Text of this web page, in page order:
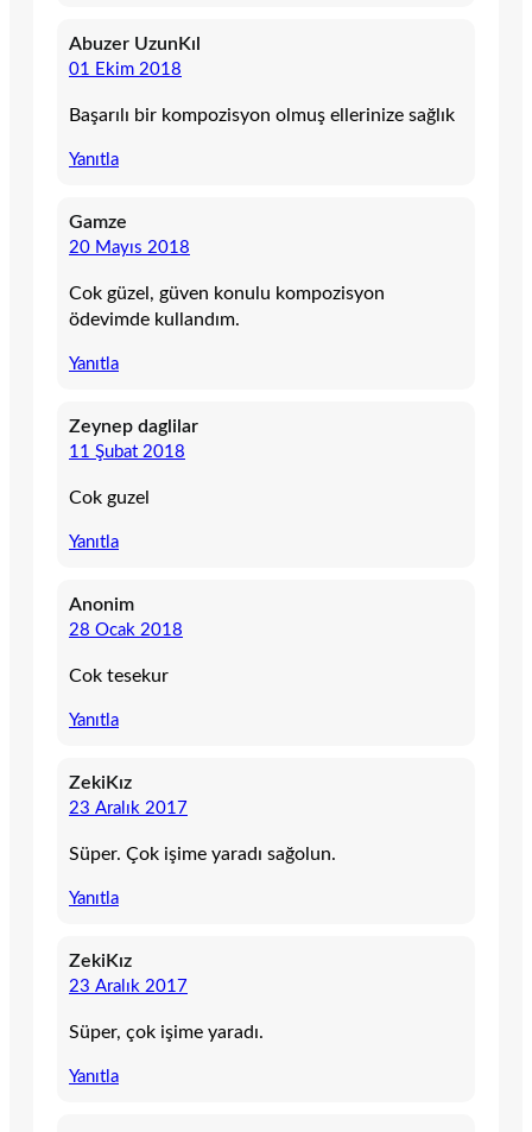
Abuzer UzunKıl
01 Ekim 2018
Başarılı bir kompozisyon olmuş ellerinize sağlık
Yanıtla
Gamze
20 Mayıs 2018
Cok güzel, güven konulu kompozisyon
ödevimde kullandım.
Yanıtla
Zeynep daglilar
11 Şubat 2018
Cok guzel
Yanıtla
Anonim
28 Ocak 2018
Cok tesekur
Yanıtla
ZekiKız
23 Aralık 2017
Süper. Çok işime yaradı sağolun.
Yanıtla
ZekiKız
23 Aralık 2017
Süper, çok işime yaradı.
Yanıtla